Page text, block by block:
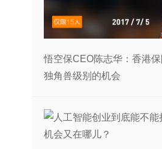
悟空保CEO陈志华：香港
独角兽级别的机会